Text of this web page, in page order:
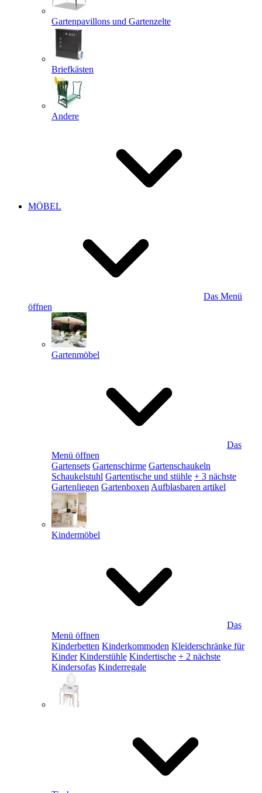
Gartenpavillons und Gartenzelte
Briefkästen
Andere
MÖBEL
Das Menü
öffnen
Gartenmöbel
Das
Menü öffnen
Gartensets Gartenschirme Gartenschaukeln
Schaukelstuhl Gartentische und stühle + 3 nächste
Gartenliegen Gartenboxen Aufblasbaren artikel
Kindermöbel
Das
Menü öffnen
Kinderbetten Kinderkommoden Kleiderschränke für
Kinder Kinderstühle Kindertische + 2 nächste
Kindersofas Kinderregale